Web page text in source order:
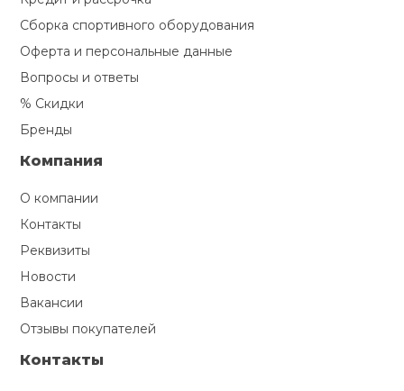
Сборка спортивного оборудования
Оферта и персональные данные
Вопросы и ответы
% Скидки
Бренды
Компания
О компании
Контакты
Реквизиты
Новости
Вакансии
Отзывы покупателей
Контакты